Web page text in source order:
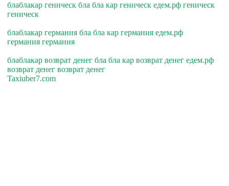
блаблакар геническ бла бла кар геническ едем.рф геническ
геническ
блаблакар германия бла бла кар германия едем.рф
германия германия
блаблакар возврат денег бла бла кар возврат денег едем.рф
возврат денег возврат денег
Taxiuber7.com